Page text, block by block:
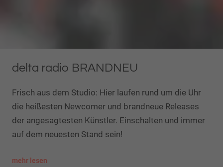
delta radio BRANDNEU
Frisch aus dem Studio: Hier laufen rund um die Uhr
die heißesten Newcomer und brandneue Releases
der angesagtesten Künstler. Einschalten und immer
auf dem neuesten Stand sein!
mehr lesen